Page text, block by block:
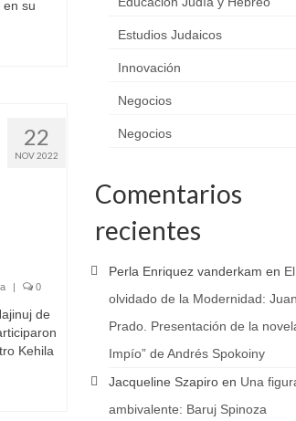
en su
22
NOV 2022
| 0
de
Kehila
Estudios Judaicos
Innovación
Negocios
Negocios
Comentarios
recientes
Perla Enriquez vanderkam en
olvidado de la Modernidad:
Prado. Presentación de la
Impío” de Andrés Spokoiny
Jacqueline Szapiroen Una
ambivalente: Baruj Spinoza